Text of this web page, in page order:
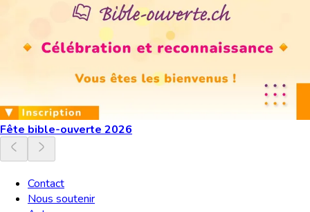
Fête bible-ouverte 2026
Contact
Nous soutenir